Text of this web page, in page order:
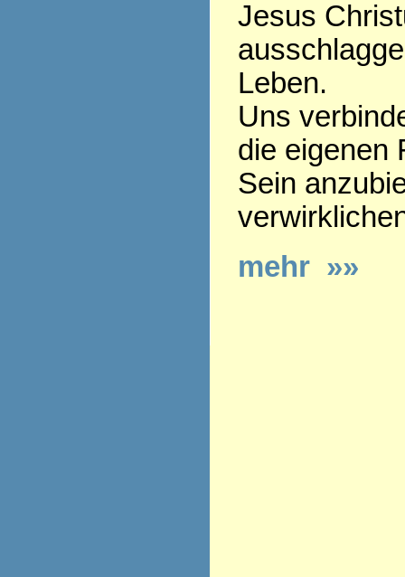
Jesus
Leben.
Uns
die eigenen
Sein
mehr »»